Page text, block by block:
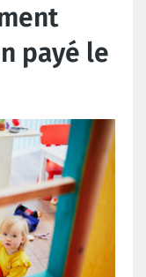
payé le